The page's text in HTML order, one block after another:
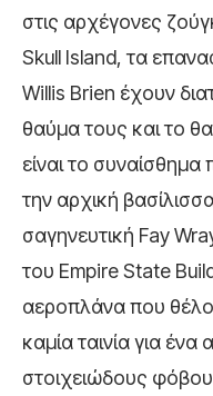
στις αρχέγονες
Skull Island, τα
Willis Brien έχουν
θαύμα τους και το
είναι το
την αρχική
σαγηνευτική Fay
του Empire State
αεροπλάνα που
καμία ταινία για
στοιχειώδους